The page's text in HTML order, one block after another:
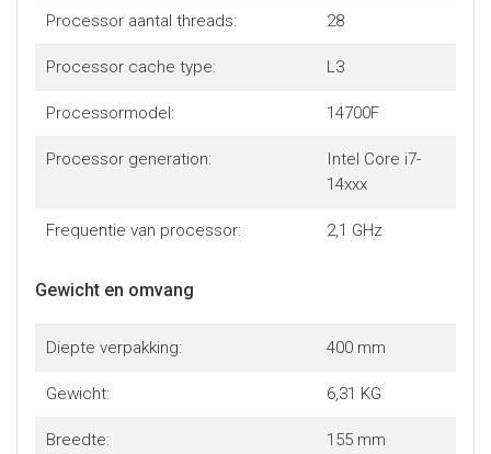
Processor aantal threads: 28
Processor cache type: L3
Processormodel: 14700F
Processor generation:
Intel Core i7-
14xxx
Frequentie van processor: 2,1 GHz
Gewicht en omvang
Diepte verpakking: 400 mm
Gewicht: 6,31 KG
Breedte: 155 mm